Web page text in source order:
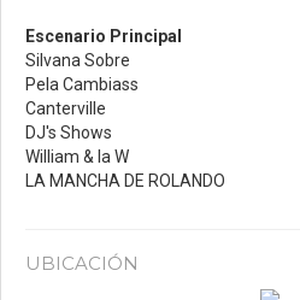
Escenario Principal
Silvana Sobre
Pela Cambiass
Canterville
DJ's Shows
William & la W
LA MANCHA DE ROLANDO
UBICACIÓN